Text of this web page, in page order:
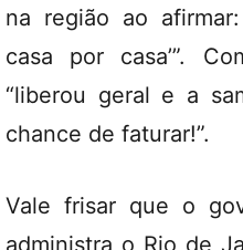
na região ao
casa por casa’”.
“liberou geral e a
chance de faturar!”.
Vale frisar que o
administra o Rio de